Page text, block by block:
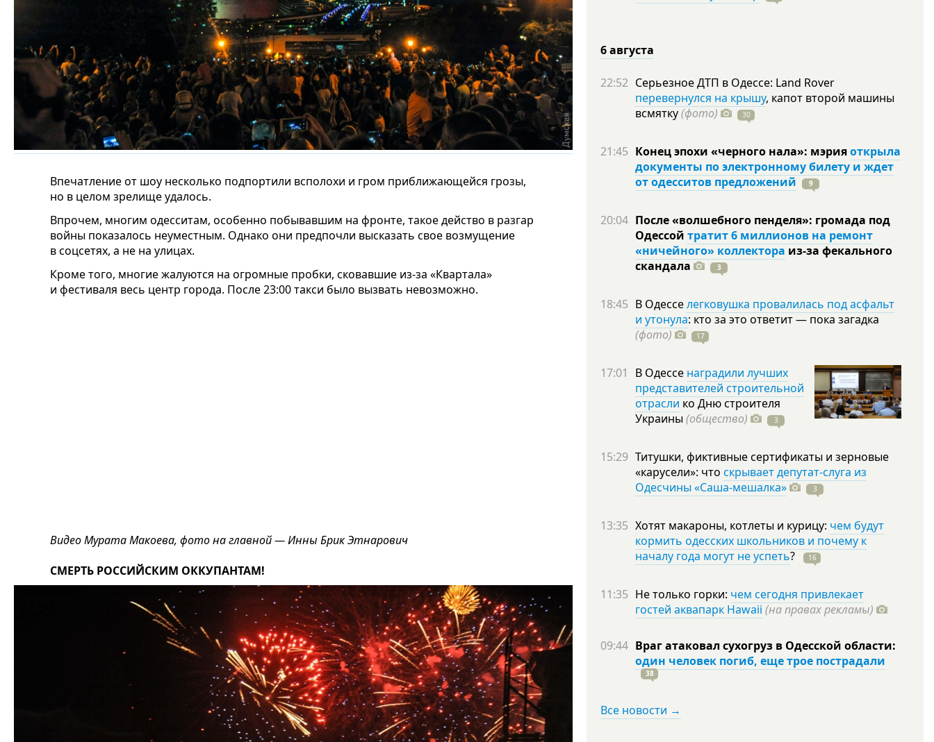
Впечатление от шоу несколько подпортили всполохи и гром приближающейся грозы,
но в целом зрелище удалось.
Впрочем, многим одесситам, особенно побывавшим на фронте, такое действо в разгар
войны показалось неуместным. Однако они предпочли высказать свое возмущение
в соцсетях, а не на улицах.
Кроме того, многие жалуются на огромные пробки, сковавшие из-за «Квартала»
и фестиваля весь центр города. После 23:00 такси было вызвать невозможно.
Видео Мурата Макоева, фото на главной — Инны Брик Этнарович
СМЕРТЬ РОССИЙСКИМ ОККУПАНТАМ!
6 августа
22:52 Серьезное ДТП в Одессе: Land Rover
перевернулся на крышу, капот второй машины
всмятку(фото) 30
21:45 Конец эпохи «черного нала»: мэрияоткрыла
документы по электронному билету и ждет
от одесситов предложений
9
20:04 После «волшебного пенделя»: громада под
Одессой тратит 6 миллионов на ремонт
«ничейного» коллектора из-за фекального
скандала
3
18:45 В Одесселегковушка провалилась под асфальт
и утонула: кто за это ответит — пока загадка
(фото)
17
17:01 В Одессе наградили лучших
представителей строительной
отрасли ко Дню строителя
Украины (общество) 3
15:29 Титушки, фиктивные сертификаты и зерновые
«карусели»: что скрывает депутат-слуга из
Одесчины «Саша-мешалка»
3
13:35 Хотят макароны, котлеты и курицу: чем будут
кормить одесских школьников и почему к
началу года могут не успеть? 16
11:35 Не только горки: чем сегодня привлекает
гостей аквапарк Hawaii (на правах рекламы)
09:44 Враг атаковал сухогруз в Одесской области:
один человек погиб, еще трое пострадали
38
Все новости →